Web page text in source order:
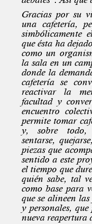
Gracias por su
una cafetería,
simbólicamente
que ésta ha
como un
la sala en un
donde la
cafetería se
reactivar la
facultad y
encuentro
permite tomar
y, sobre todo,
sentarse,
piezas que
sentido a este
el tiempo que
quién sabe, tal
como base para
que se alineen
y personales,
nueva reapertura